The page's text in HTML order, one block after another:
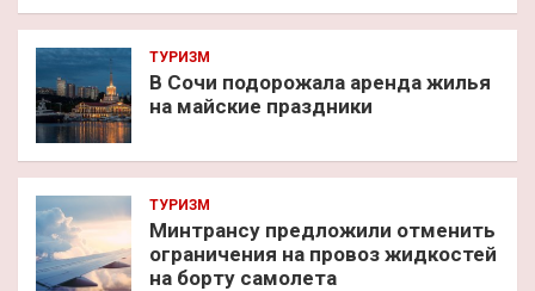
ТУРИЗМ
В Сочи подорожала аренда жилья
на майские праздники
ТУРИЗМ
Минтрансу предложили отменить
ограничения на провоз жидкостей
на борту самолета